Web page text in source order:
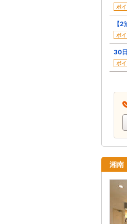
ポ
【
ポ
30
ポ
湘南